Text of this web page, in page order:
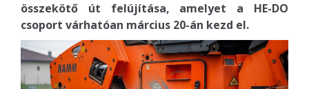
összekötő út felújítása, amelyet a HE-DO
csoport várhatóan március 20-án kezd el.